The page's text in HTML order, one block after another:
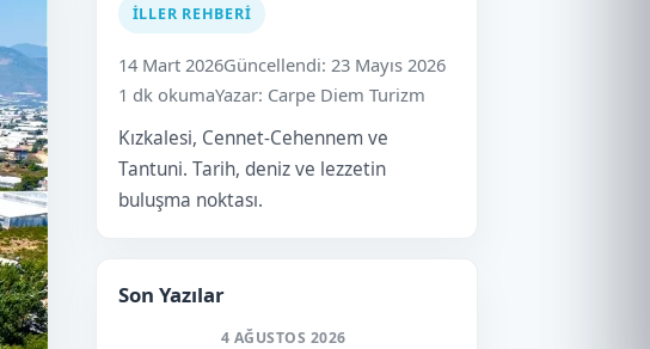
İLLER REHBERI
14 Mart 2026Güncellendi: 23 Mayıs 2026
1 dk okumaYazar: Carpe Diem Turizm
Kızkalesi, Cennet-Cehennem ve
Tantuni. Tarih, deniz ve lezzetin
buluşma noktası.
Son Yazılar
4 AĞUSTOS 2026